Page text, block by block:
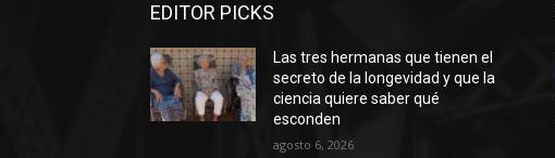
EDITOR PICKS
Las tres hermanas que tienen el
secreto de la longevidad y que la
ciencia quiere saber qué
esconden
agosto 6, 2026